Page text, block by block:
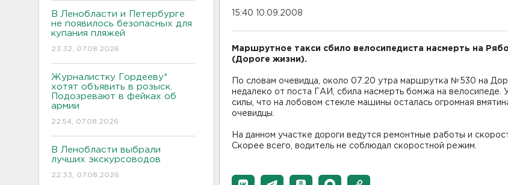
В Ленобласти и Петербурге
не появилось безопасных для
купания пляжей
23:32, 07.08.2026
Журналистку Гордееву*
хотят объявить в розыск.
Подозревают в фейках об
армии
22:54, 07.08.2026
В Ленобласти выбрали
лучших экскурсоводов
22:33, 07.08.2026
15:40 10.09.2008
Маршрутное такси сбило велосипедиста насмерть на
(Дороге жизни).
По словам очевидца, около 07.20 утра маршрутка №530 на
недалеко от поста ГАИ, сбила насмерть бомжа на велосипеде.
силы, что на лобовом стекле машины осталась огромная
очевидцы.
На данном участке дороги ведутся ремонтные работы и
Скорее всего, водитель не соблюдал скоростной режим.